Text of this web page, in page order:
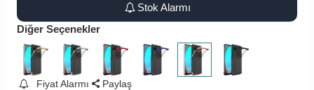
Stok Alarmı
Diğer Seçenekler
Fiyat Alarmı Paylaş